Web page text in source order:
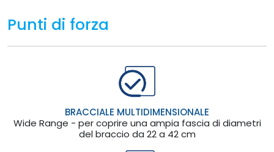
Punti di forza
BRACCIALE MULTIDIMENSIONALE
Wide Range - per coprire una ampia fascia di diametri
del braccio da 22 a 42 cm